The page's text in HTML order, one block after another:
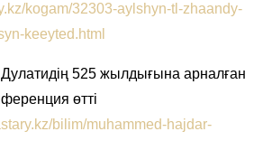
kogam/32303-aylshyn-tl-zhaandy-
keeyted.html
525 жылдығына арналған
өтті
bilim/muhammed-hajdar-